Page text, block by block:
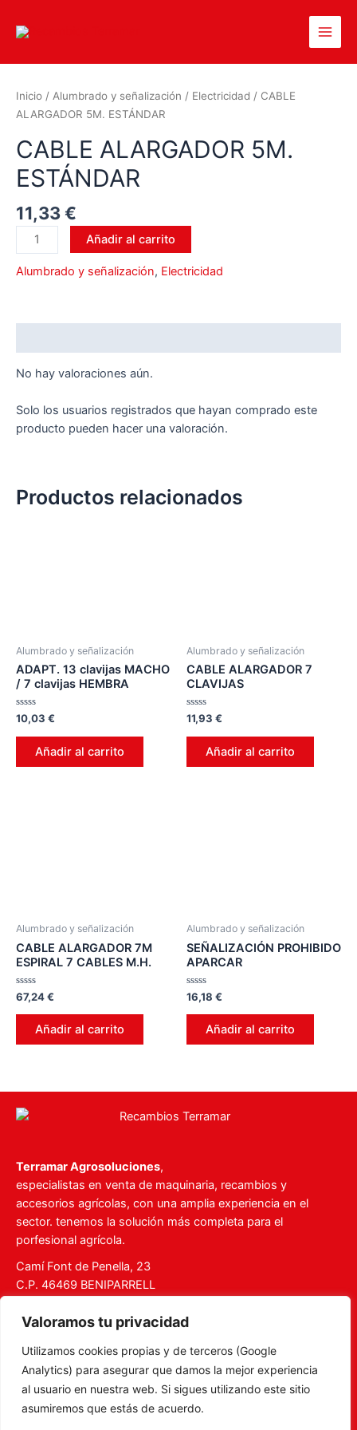
Valoramos tu privacidad
Utilizamos cookies propias y de terceros (Google
Analytics) para asegurar que damos la mejor experiencia
al usuario en nuestra web. Si sigues utilizando este sitio
asumiremos que estás de acuerdo.
Inicio / Alumbrado y señalización / Electricidad / CABLE
ALARGADOR 5M. ESTÁNDAR
CABLE ALARGADOR 5M.
ESTÁNDAR
11,33€
Añadir al carrito
Alumbrado y señalización, Electricidad
No hay valoraciones aún.
Solo los usuarios registrados que hayan comprado este
producto pueden hacer una valoración.
Productos relacionados
Alumbrado y señalización
ADAPT. 13 clavijas MACHO
/ 7 clavijas HEMBRA
Valorado
en
0
10,03 €
Añadir al carrito
Alumbrado y señalización
CABLE ALARGADOR 7
CLAVIJAS
Valorado
en
0
11,93 €
Añadir al carrito
Alumbrado y señalización
CABLE ALARGADOR 7M
ESPIRAL 7 CABLES M.H.
Valorado
en
0
67,24€
Añadir al carrito
Alumbrado y señalización
SEÑALIZACIÓN PROHIBIDO
APARCAR
Valorado
en
0
16,18 €
Añadir al carrito
Terramar Agrosoluciones,
especialistas en venta de maquinaria, recambios y
accesorios agrícolas, con una amplia experiencia en el
sector. tenemos la solución más completa para el
porfesional agrícola.
Camí Font de Penella, 23
C.P. 46469 BENIPARRELL
ventas@recambiosterramar.com
Mi Cuenta
Carrito
Aviso legal